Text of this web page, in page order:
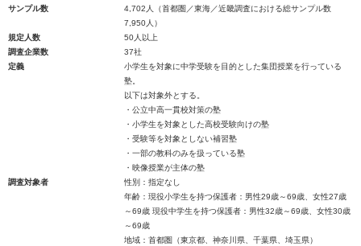
サンプル数
4,702人（首都圏／東海／近畿調査における総サンプル数
7,950人）
規定人数
50人以上
調査企業数
37社
定義
小学生を対象に中学受験を目的とした集団授業を行っている
塾。
以下は対象外とする。
・公立中高一貫校対策の塾
・小学生を対象とした高校受験向けの塾
・受験等を対象としない補習塾
・一部の教科のみを扱っている塾
・映像授業が主体の塾
調査対象者
性別：指定なし
年齢：現役小学生を持つ保護者：男性29歳～69歳、女性27歳
～69歳 現役中学生を持つ保護者：男性32歳～69歳、女性30歳
～69歳
地域：首都圏（東京都、神奈川県、千葉県、埼玉県）